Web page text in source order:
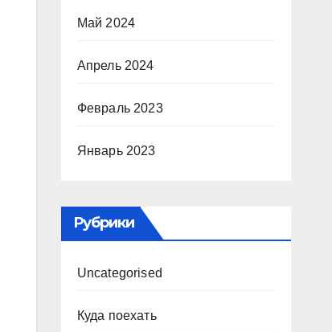
Май 2024
Апрель 2024
Февраль 2023
Январь 2023
Рубрики
Uncategorised
Куда поехать